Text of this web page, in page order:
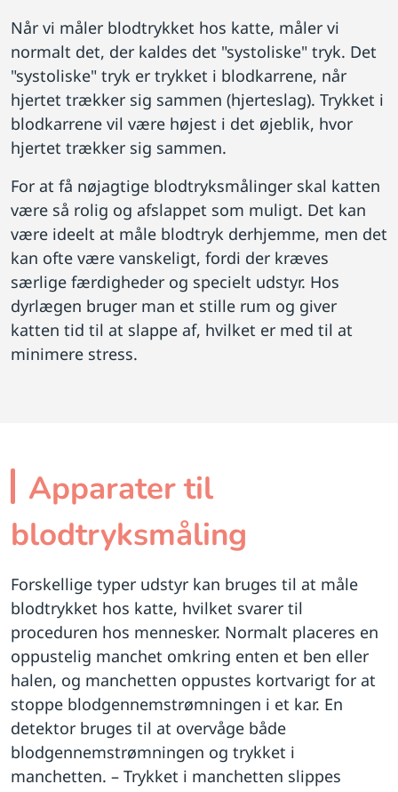
Når vi måler blodtrykket hos katte, måler vi
normalt det, der kaldes det "systoliske" tryk. Det
"systoliske" tryk er trykket i blodkarrene, når
hjertet trækker sig sammen (hjerteslag). Trykket i
blodkarrene vil være højest i det øjeblik, hvor
hjertet trækker sig sammen.
For at få nøjagtige blodtryksmålinger skal katten
være så rolig og afslappet som muligt. Det kan
være ideelt at måle blodtryk derhjemme, men det
kan ofte være vanskeligt, fordi der kræves
særlige færdigheder og specielt udstyr. Hos
dyrlægen bruger man et stille rum og giver
katten tid til at slappe af, hvilket er med til at
minimere stress.
Apparater til
blodtryksmåling
Forskellige typer udstyr kan bruges til at måle
blodtrykket hos katte, hvilket svarer til
proceduren hos mennesker. Normalt placeres en
oppustelig manchet omkring enten et ben eller
halen, og manchetten oppustes kortvarigt for at
stoppe blodgennemstrømningen i et kar. En
detektor bruges til at overvåge både
blodgennemstrømningen og trykket i
manchetten. – Trykket i manchetten slippes